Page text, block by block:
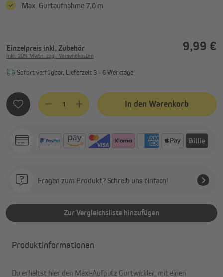
Max. Gurtaufnahme 7,0 m
Einzelpreis inkl. Zubehör 9,99 €
Inkl. 20% MwSt. zzgl. Versandkosten
Sofort verfügbar, Lieferzeit 3 - 6 Werktage
Produkt Anzahl: Gib den gewünschten Wert ein oder
In den Warenkorb
Fragen zum Produkt? Schreib uns einfach!
Zur Vergleichsliste hinzufügen
Produktinformationen
Du erhältst hier den Maxi-Aufputz Gurtwickler, mit einen